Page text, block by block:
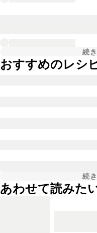
続
おすすめのレシ
続
あわせて読みた